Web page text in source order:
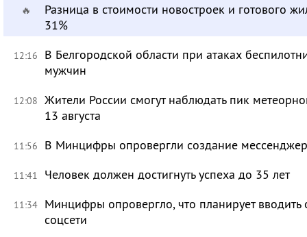
🔥
Разница в стоимости новостроек и готового
31%
12:16
В Белгородской области при атаках
мужчин
12:08 Жители России смогут наблюдать пик
13 августа
11:56 В Минцифры опровергли создание
11:41 Человек должен достигнуть успеха до 35 лет
11:34 Минцифры опровергло, что планирует вводить
соцсети